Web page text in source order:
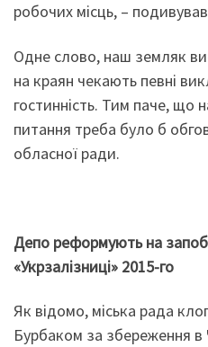
робочих місць, –
Одне слово, наш земляк
на краян чекають певні
гостинність. Тим паче, що
питання треба було б
обласної ради.
Депо реформують на
«Укрзалізниці» 2015-го
Як відомо, міська рада
Бурбаком за збереження в